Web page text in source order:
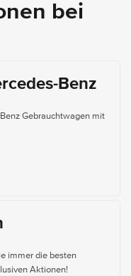
bei
Benz
Gebrauchtwagen mit
immer die besten
Aktionen!